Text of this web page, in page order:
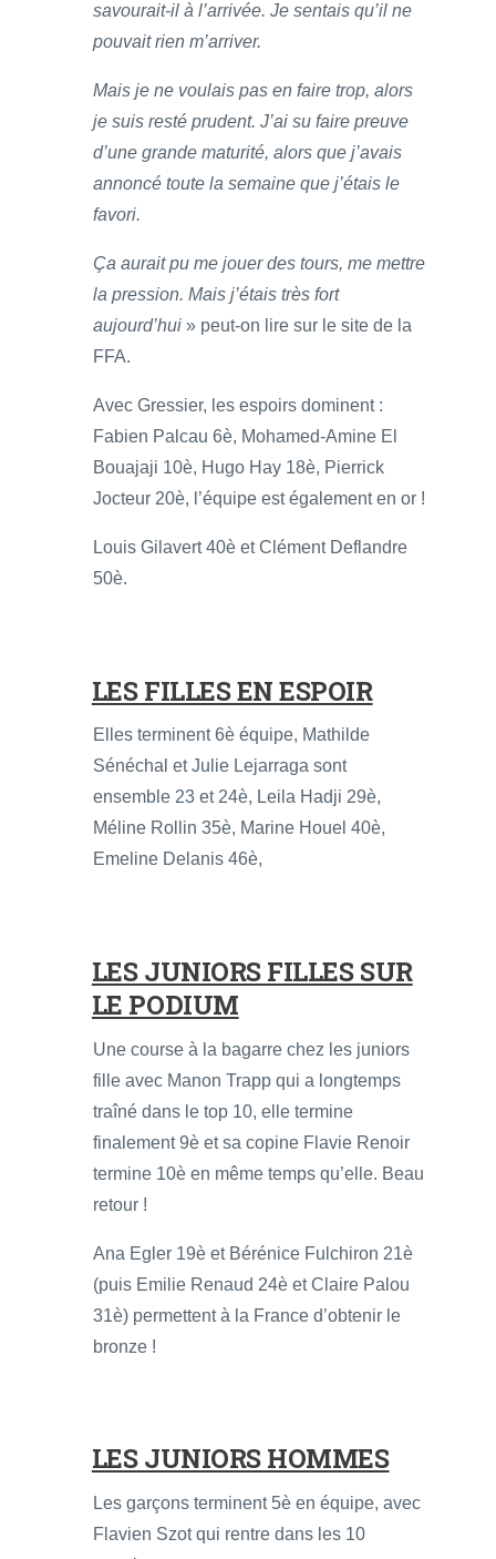
savourait-il à l’arrivée. Je sentais qu’il ne
pouvait rien m’arriver.
Mais je ne voulais pas en faire trop, alors
je suis resté prudent. J’ai su faire preuve
d’une grande maturité, alors que j’avais
annoncé toute la semaine que j’étais le
favori.
Ça aurait pu me jouer des tours, me mettre
la pression. Mais j’étais très fort
aujourd’hui » peut-on lire sur le site de la
FFA.
Avec Gressier, les espoirs dominent :
Fabien Palcau 6è, Mohamed-Amine El
Bouajaji 10è, Hugo Hay 18è, Pierrick
Jocteur 20è, l’équipe est également en or !
Louis Gilavert 40è et Clément Deflandre
50è.
LES FILLES EN ESPOIR
Elles terminent 6è équipe, Mathilde
Sénéchal et Julie Lejarraga sont
ensemble 23 et 24è, Leila Hadji 29è,
Méline Rollin 35è, Marine Houel 40è,
Emeline Delanis 46è,
LES JUNIORS FILLES SUR
LE PODIUM
Une course à la bagarre chez les juniors
fille avec Manon Trapp qui a longtemps
traîné dans le top 10, elle termine
finalement 9è et sa copine Flavie Renoir
termine 10è en même temps qu’elle. Beau
retour !
Ana Egler 19è et Bérénice Fulchiron 21è
(puis Emilie Renaud 24è et Claire Palou
31è) permettent à la France d’obtenir le
bronze !
LES JUNIORS HOMMES
Les garçons terminent 5è en équipe, avec
Flavien Szot qui rentre dans les 10